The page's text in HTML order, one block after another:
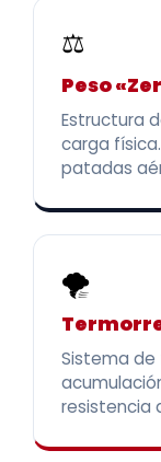
⚖️
Peso
Estructura
carga
patadas
🌪️
Sistema de
resistencia